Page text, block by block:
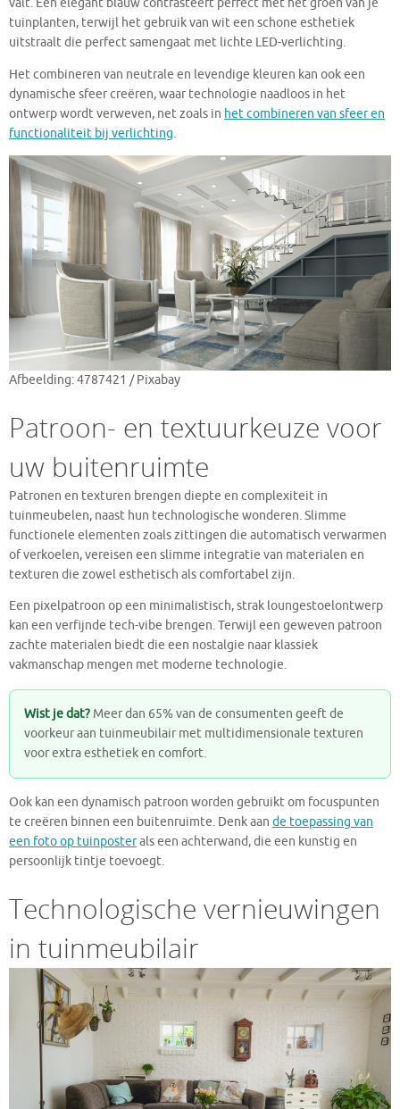
valt. Een elegant blauw contrasteert perfect met het groen van je
tuinplanten, terwijl het gebruik van wit een schone esthetiek
uitstraalt die perfect samengaat met lichte LED-verlichting.
Het combineren van neutrale en levendige kleuren kan ook een
dynamische sfeer creëren, waar technologie naadloos in het
ontwerp wordt verweven, net zoals in het combineren van sfeer en
functionaliteit bij verlichting.
Afbeelding: 4787421 / Pixabay
Patroon- en textuurkeuze voor
uw buitenruimte
Patronen en texturen brengen diepte en complexiteit in
tuinmeubelen, naast hun technologische wonderen. Slimme
functionele elementen zoals zittingen die automatisch verwarmen
of verkoelen, vereisen een slimme integratie van materialen en
texturen die zowel esthetisch als comfortabel zijn.
Een pixelpatroon op een minimalistisch, strak loungestoelontwerp
kan een verfijnde tech-vibe brengen. Terwijl een geweven patroon
zachte materialen biedt die een nostalgie naar klassiek
vakmanschap mengen met moderne technologie.
Wist je dat? Meer dan 65% van de consumenten geeft de
voorkeur aan tuinmeubilair met multidimensionale texturen
voor extra esthetiek en comfort.
Ook kan een dynamisch patroon worden gebruikt om focuspunten
te creëren binnen een buitenruimte. Denk aan de toepassing van
een foto op tuinposterals een achterwand, die een kunstig en
persoonlijk tintje toevoegt.
Technologische vernieuwingen
in tuinmeubilair